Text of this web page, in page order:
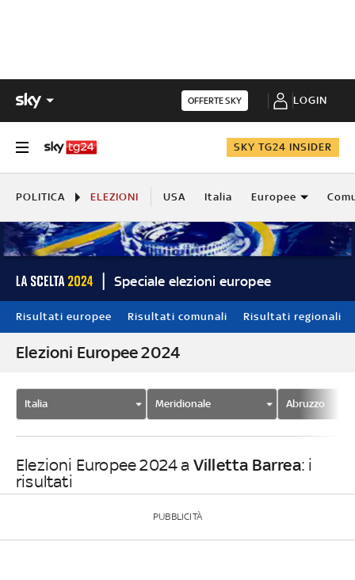
OFFERTE SKY LOGIN
SKY TG24 INSIDER
POLITICA ELEZIONI USA Italia Europee
Speciale elezioni europee
Risultati europee Risultati comunali Risultati regionali
Elezioni Europee 2024
Italia Meridionale Abruzzo
Elezioni Europee 2024 a Villetta Barrea: i
risultati
PUBBLICITÀ